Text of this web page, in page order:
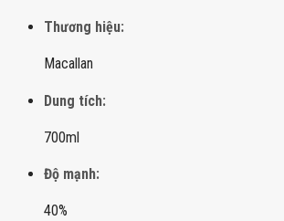
Thương hiệu:
Macallan
Dung tích:
700ml
Độ mạnh:
40%